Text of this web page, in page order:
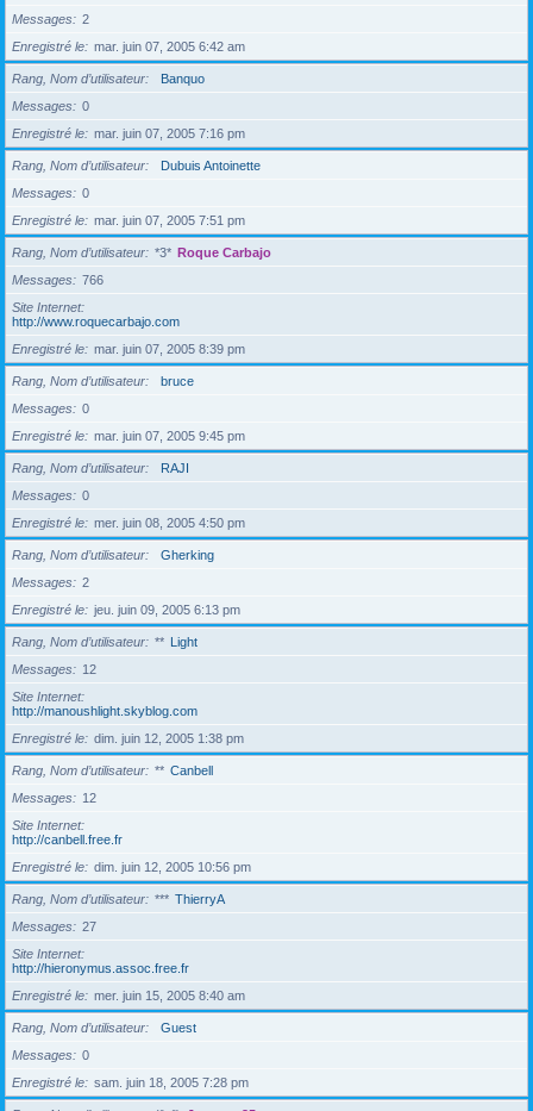
Messages
2
Enregistré le
mar. juin 07, 2005 6:42 am
Rang, Nom d’utilisateur
Banquo
Messages
0
Enregistré le
mar. juin 07, 2005 7:16 pm
Rang, Nom d’utilisateur
Dubuis Antoinette
Messages
0
Enregistré le
mar. juin 07, 2005 7:51 pm
Rang, Nom d’utilisateur *3* Roque Carbajo
Messages
766
Site Internet
http://www.roquecarbajo.com
Enregistré le
mar. juin 07, 2005 8:39 pm
Rang, Nom d’utilisateur
bruce
Messages
0
Enregistré le
mar. juin 07, 2005 9:45 pm
Rang, Nom d’utilisateur
RAJI
Messages
0
Enregistré le
mer. juin 08, 2005 4:50 pm
Rang, Nom d’utilisateur
Gherking
Messages
2
Enregistré le
jeu. juin 09, 2005 6:13 pm
Rang, Nom d’utilisateur ** Light
Messages
12
Site Internet
http://manoushlight.skyblog.com
Enregistré le
dim. juin 12, 2005 1:38 pm
Rang, Nom d’utilisateur ** Canbell
Messages
12
Site Internet
http://canbell.free.fr
Enregistré le
dim. juin 12, 2005 10:56 pm
Rang, Nom d’utilisateur *** ThierryA
Messages
27
Site Internet
http://hieronymus.assoc.free.fr
Enregistré le
mer. juin 15, 2005 8:40 am
Rang, Nom d’utilisateur
Guest
Messages
0
Enregistré le
sam. juin 18, 2005 7:28 pm